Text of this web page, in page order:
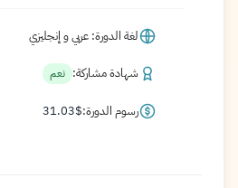
لغة الدورة: عربي و إنجليزي
شهادة مشاركة: نعم
رسوم الدورة: 31.03$